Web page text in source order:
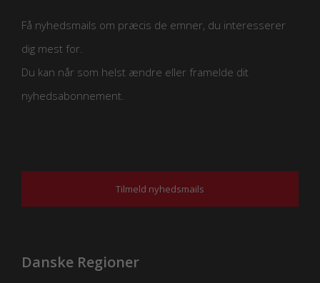
Få nyhedsmails om præcis de emner, du interesserer
dig mest for.
Du kan når som helst ændre eller framelde dit
nyhedsabonnement.
Tilmeld nyhedsmails
Danske Regioner